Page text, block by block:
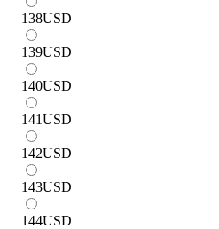
138USD
139USD
140USD
141USD
142USD
143USD
144USD